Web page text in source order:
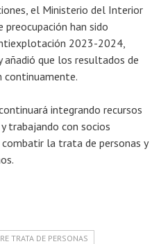
el Ministerio del Interior
han sido
2023-2024,
añadió que los resultados de
continuamente.
integrando recursos
trabajando con socios
la trata de personas y
TRATA DE PERSONAS